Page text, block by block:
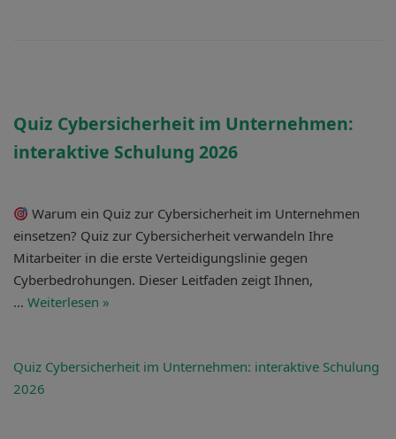
Quiz Cybersicherheit im Unternehmen:
interaktive Schulung 2026
Warum ein Quiz zur Cybersicherheit im Unternehmen
einsetzen? Quiz zur Cybersicherheit verwandeln Ihre
Mitarbeiter in die erste Verteidigungslinie gegen
Cyberbedrohungen. Dieser Leitfaden zeigt Ihnen,
… Weiterlesen »
Quiz Cybersicherheit im Unternehmen: interaktive Schulung
2026